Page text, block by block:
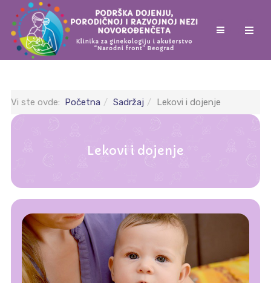
Vi ste ovde: Početna Sadržaj Lekovi i dojenje
Lekovi i dojenje